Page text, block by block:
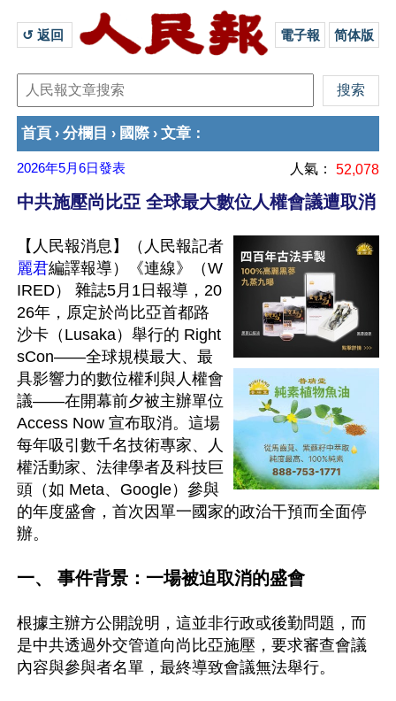
↺ 返回 電子報 简体版
首頁 › 分欄目 › 國際› 文章 ：
2026年5月6日發表 人氣： 52,078
中共施壓尚比亞 全球最大數位人權會議遭取消
【人民報消息】（人民報記者
麗君編譯報導）《連線》（W
IRED） 雜誌5月1日報導，20
26年，原定於尚比亞首都路
沙卡（Lusaka）舉行的 Right
sCon——全球規模最大、最
具影響力的數位權利與人權會
議——在開幕前夕被主辦單位
Access Now 宣布取消。這場
每年吸引數千名技術專家、人
權活動家、法律學者及科技巨
頭（如 Meta、Google）參與
的年度盛會，首次因單一國家的政治干預而全面停
辦。
一、 事件背景：一場被迫取消的盛會
根據主辦方公開說明，這並非行政或後勤問題，而
是中共透過外交管道向尚比亞施壓，要求審查會議
內容與參與者名單，最終導致會議無法舉行。